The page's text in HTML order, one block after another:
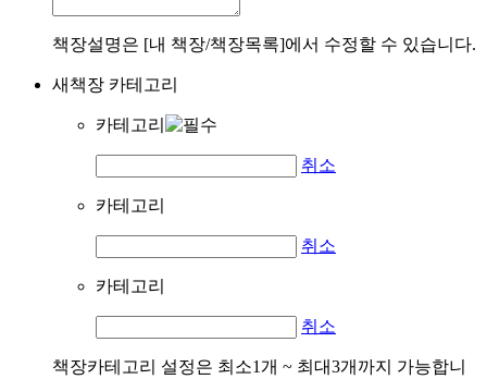
책장설명은 [내 책장/책장목록]에서 수정할 수 있습니다.
새책장 카테고리
카테고리
취소
카테고리
취소
카테고리
취소
책장카테고리 설정은 최소1개 ~ 최대3개까지 가능합니